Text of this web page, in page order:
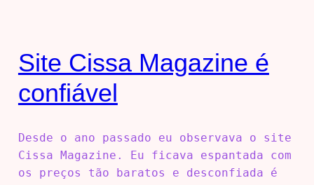
Site Cissa Magazine é
confiável
Desde o ano passado eu observava o site
Cissa Magazine. Eu ficava espantada com
os preços tão baratos e desconfiada é